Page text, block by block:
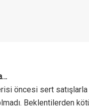
öncesi sert
Beklentilerden